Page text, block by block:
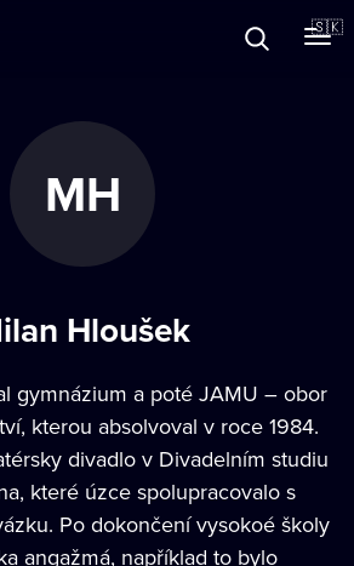
🇸🇰
MH
Hloušek
gymnázium a poté JAMU – obor
kterou absolvoval v roce 1984.
divadlo v Divadelním studiu
které úzce spolupracovalo s
Po dokončení vysokoé školy
angažmá, například to bylo